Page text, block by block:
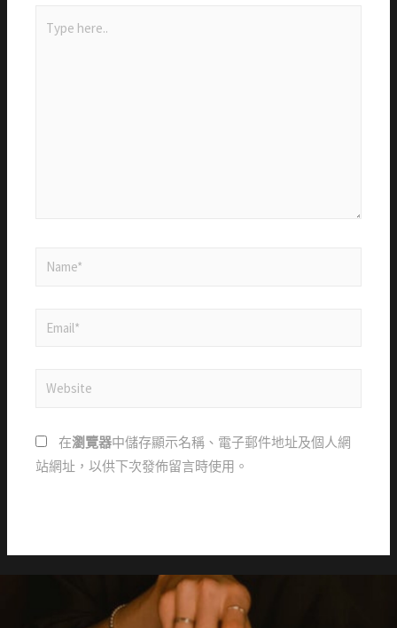
在瀏覽器中儲存顯示名稱、電子郵件地址及個人網
站網址，以供下次發佈留言時使用。